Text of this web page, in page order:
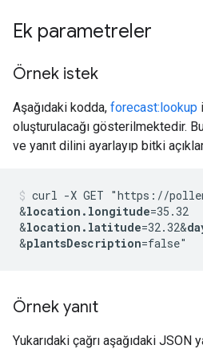
Ek parametreler
Örnek istek
Aşağıdaki kodda, forecast:lookup
oluşturulacağı gösterilmektedir.
ve yanıt dilini ayarlayıp bitki
curl -X GET "https://
&location.longitude=35.32
&location.latitude=32.32&
&plantsDescription
Örnek yanıt
Yukarıdaki çağrı aşağıdaki JSON